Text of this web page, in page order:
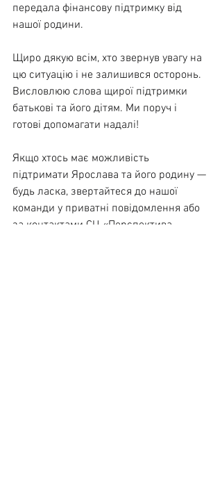
передала фінансову підтримку від
нашої родини.
Щиро дякую всім, хто звернув увагу на
цю ситуацію і не залишився осторонь.
Висловлюю слова щирої підтримки
батькові та його дітям. Ми поруч і
готові допомагати надалі!
Якщо хтось має можливість
підтримати Ярослава та його родину —
будь ласка, звертайтеся до нашої
команди у приватні повідомлення або
за контактами СЦ «Перспектива-